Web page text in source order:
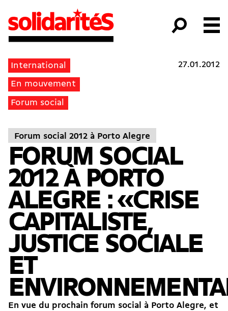
International
En mouvement
Forum social
27.01.2012
Forum social 2012 à Porto Alegre
FORUM SOCIAL
2012 À PORTO
ALEGRE : «CRISE
CAPITALISTE,
JUSTICE SOCIALE
ET
En vue du prochain forum social à Porto Alegre, et